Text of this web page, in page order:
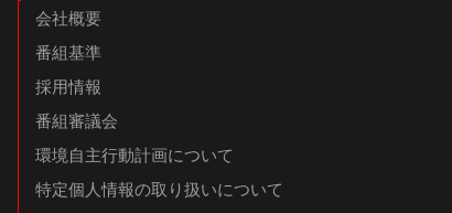
会社概要
番組基準
採用情報
番組審議会
環境自主行動計画について
特定個人情報の取り扱いについて